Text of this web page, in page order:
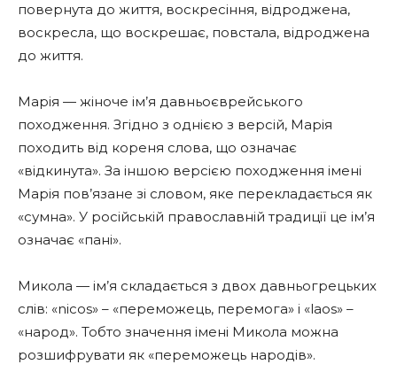
повернута до життя, воскресіння, відроджена,
воскресла, що воскрешає, повстала, відроджена
до життя.
Марія — жіноче ім’я давньоєврейського
походження. Згідно з однією з версій, Марія
походить від кореня слова, що означає
«відкинута». За іншою версією походження імені
Марія пов’язане зі словом, яке перекладається як
«сумна». У російській православній традиції це ім’я
означає «пані».
Микола — ім’я складається з двох давньогрецьких
слів: «nicos» – «переможець, перемога» і «laos» –
«народ». Тобто значення імені Микола можна
розшифрувати як «переможець народів».